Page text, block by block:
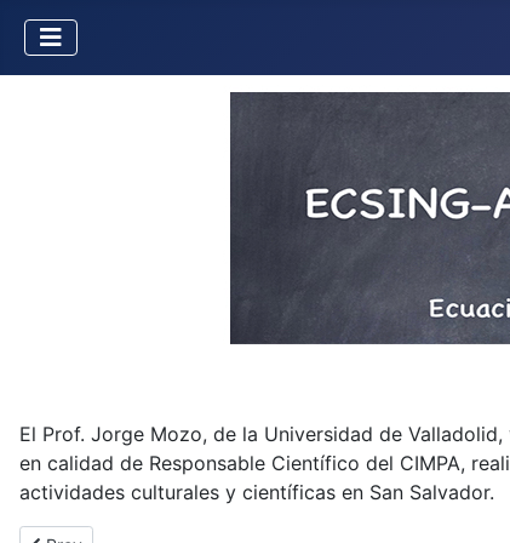
El Prof. Jorge Mozo, de la Universidad de
en calidad de Responsable Científico del CIMPA,
actividades culturales y científicas en San Salvador.